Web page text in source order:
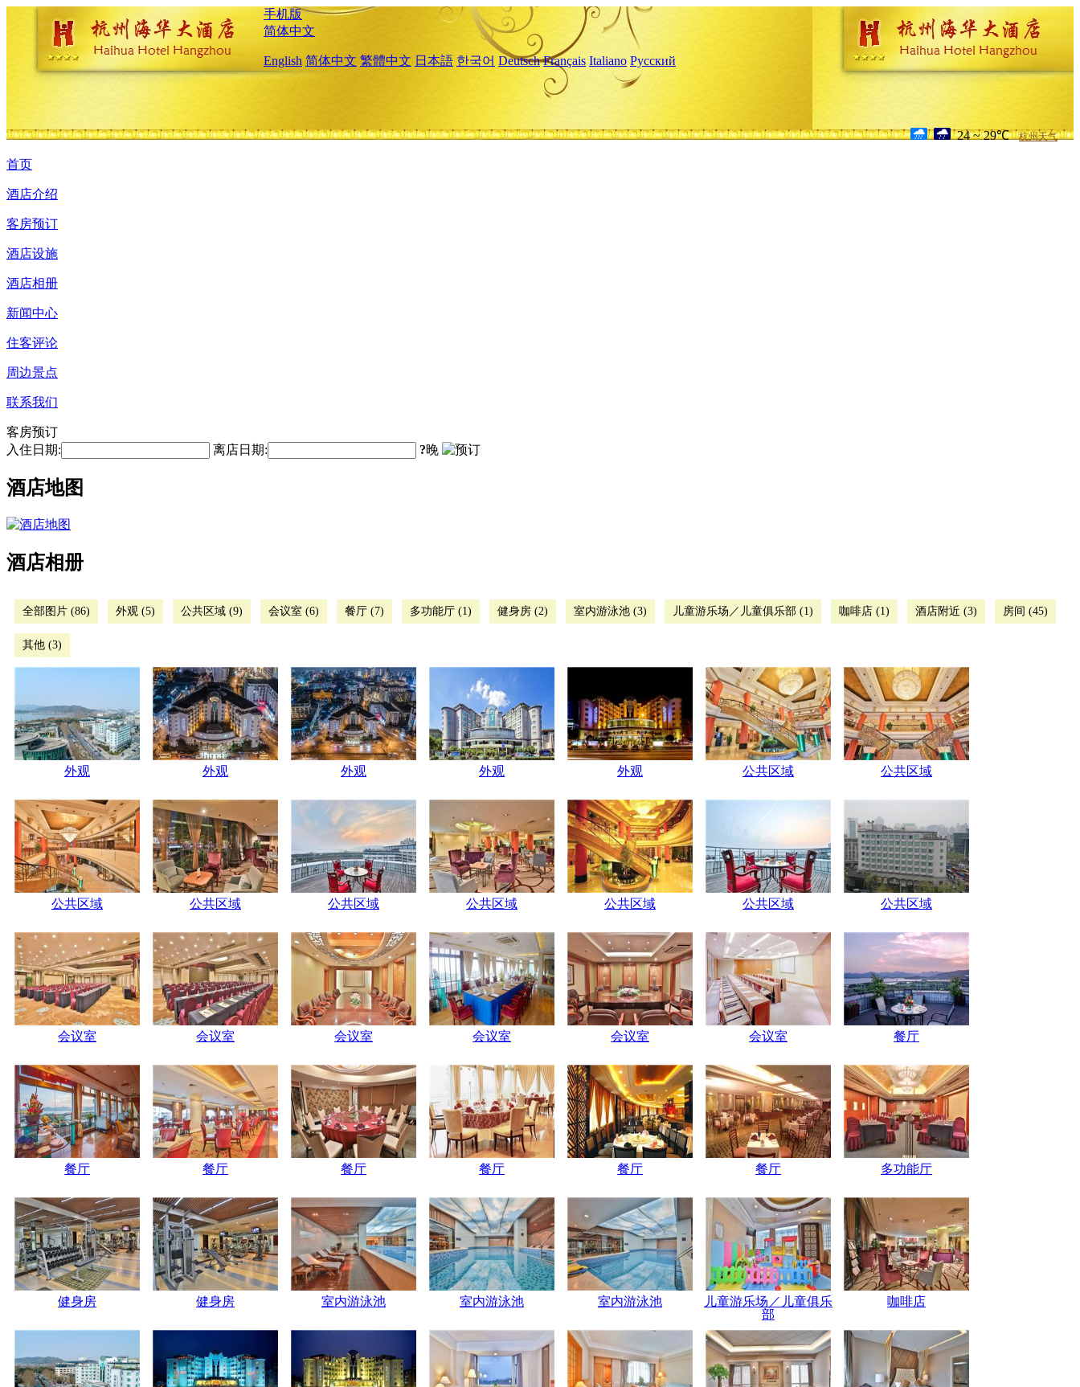
手机版
简体中文
English 简体中文 繁體中文 日本語 한국어 Deutsch Français Italiano Русский
24 ~ 29℃ 杭州天气
首页
酒店介绍
客房预订
酒店设施
酒店相册
新闻中心
住客评论
周边景点
联系我们
客房预订
入住日期:
离店日期: ?晚
酒店地图
酒店相册
全部图片 (86) 外观 (5) 公共区域 (9) 会议室 (6) 餐厅 (7) 多功能厅 (1) 健身房 (2) 室内游泳池 (3) 儿童游乐场／儿童俱乐部 (1) 咖啡店 (1) 酒店附近 (3) 房间 (45)
其他 (3)
外观 外观 外观 外观 外观 公共区域 公共区域
公共区域 公共区域 公共区域 公共区域 公共区域 公共区域 公共区域
会议室 会议室 会议室 会议室 会议室 会议室 餐厅
餐厅 餐厅 餐厅 餐厅 餐厅 餐厅 多功能厅
健身房 健身房 室内游泳池 室内游泳池 室内游泳池
儿童游乐场／儿童俱乐
部
咖啡店